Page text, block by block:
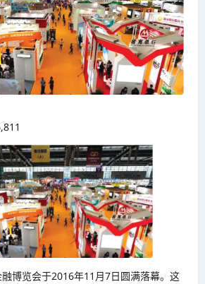
博览会于2016年11月7日圆满落幕。这